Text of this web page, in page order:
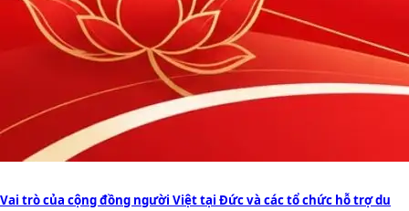
Vai trò của cộng đồng người Việt tại Đức và các tổ chức hỗ trợ du